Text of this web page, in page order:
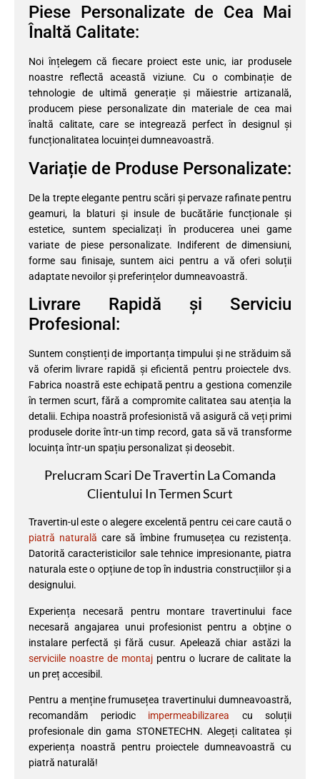
Piese Personalizate de Cea Mai
Înaltă Calitate:
Noi înțelegem că fiecare proiect este unic, iar produsele
noastre reflectă această viziune. Cu o combinație de
tehnologie de ultimă generație și măiestrie artizanală,
producem piese personalizate din materiale de cea mai
înaltă calitate, care se integrează perfect în designul și
funcționalitatea locuinței dumneavoastră.
Variație de Produse Personalizate:
De la trepte elegante pentru scări și pervaze rafinate pentru
geamuri, la blaturi și insule de bucătărie funcționale și
estetice, suntem specializați în producerea unei game
variate de piese personalizate. Indiferent de dimensiuni,
forme sau finisaje, suntem aici pentru a vă oferi soluții
adaptate nevoilor și preferințelor dumneavoastră.
Livrare Rapidă și Serviciu
Profesional:
Suntem conștienți de importanța timpului și ne străduim să
vă oferim livrare rapidă și eficientă pentru proiectele dvs.
Fabrica noastră este echipată pentru a gestiona comenzile
în termen scurt, fără a compromite calitatea sau atenția la
detalii. Echipa noastră profesionistă vă asigură că veți primi
produsele dorite într-un timp record, gata să vă transforme
locuința într-un spațiu personalizat și deosebit.
Prelucram Scari De Travertin La Comanda
Clientului In Termen Scurt
Travertin-ul este o alegere excelentă pentru cei care caută o
piatră naturală care să îmbine frumusețea cu rezistența.
Datorită caracteristicilor sale tehnice impresionante, piatra
naturala este o opțiune de top în industria construcțiilor și a
designului.
Experiența necesară pentru montare travertinului face
necesară angajarea unui profesionist pentru a obține o
instalare perfectă și fără cusur. Apelează chiar astăzi la
serviciile noastre de montaj pentru o lucrare de calitate la
un preț accesibil.
Pentru a menține frumusețea travertinului dumneavoastră,
recomandăm periodic impermeabilizarea cu soluții
profesionale din gama STONETECHN. Alegeți calitatea și
experiența noastră pentru proiectele dumneavoastră cu
piatră naturală!